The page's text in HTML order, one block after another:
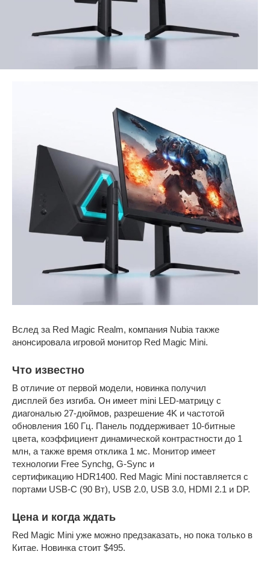
Вслед за Red Magic Realm, компания Nubia также
анонсировала игровой монитор Red Magic Mini.
Что известно
В отличие от первой модели, новинка получил
дисплей без изгиба. Он имеет mini LED-матрицу с
диагональю 27-дюймов, разрешение 4K и частотой
обновления 160 Гц. Панель поддерживает 10-битные
цвета, коэффициент динамической контрастности до 1
млн, а также время отклика 1 мс. Монитор имеет
технологии Free Synchg, G-Sync и
сертификацию HDR1400. Red Magic Mini поставляется с
портами USB-C (90 Вт), USB 2.0, USB 3.0, HDMI 2.1 и DP.
Цена и когда ждать
Red Magic Mini уже можно предзаказать, но пока только в
Китае. Новинка стоит $495.